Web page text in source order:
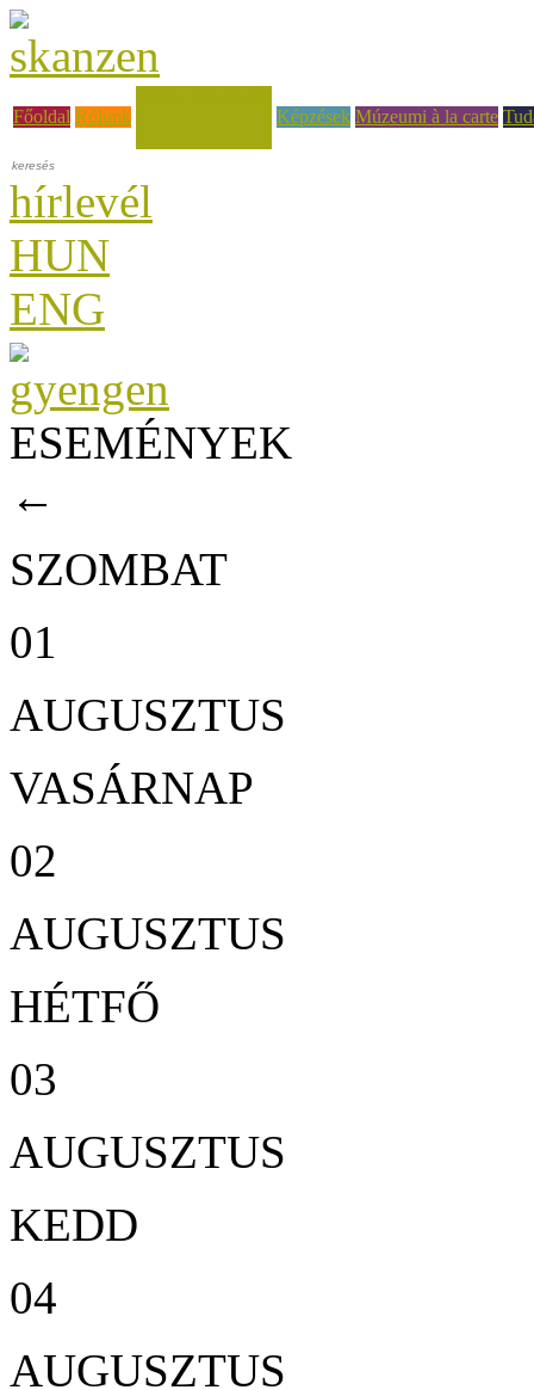
Főoldal Rólunk
Képzések Múzeumi à la carte
hírlevél
HUN
ENG
ESEMÉNYEK
←
SZOMBAT
01
AUGUSZTUS
VASÁRNAP
02
AUGUSZTUS
HÉTFŐ
03
AUGUSZTUS
KEDD
04
AUGUSZTUS